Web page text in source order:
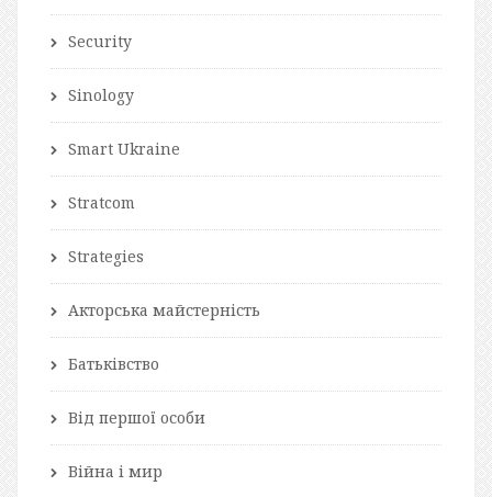
Security
Sinology
Smart Ukraine
Stratcom
Strategies
Акторська майстерність
Батьківство
Від першої особи
Війна і мир